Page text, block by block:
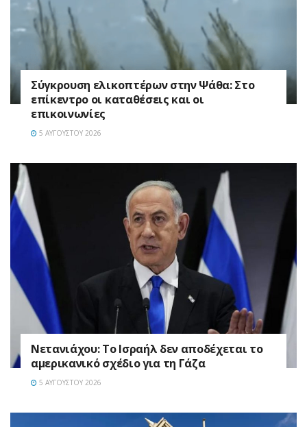
Σύγκρουση ελικοπτέρων στην Ψάθα: Στο
επίκεντρο οι καταθέσεις και οι
επικοινωνίες
5 ΑΥΓΟΎΣΤΟΥ 2026
Νετανιάχου: Το Ισραήλ δεν αποδέχεται το
αμερικανικό σχέδιο για τη Γάζα
5 ΑΥΓΟΎΣΤΟΥ 2026